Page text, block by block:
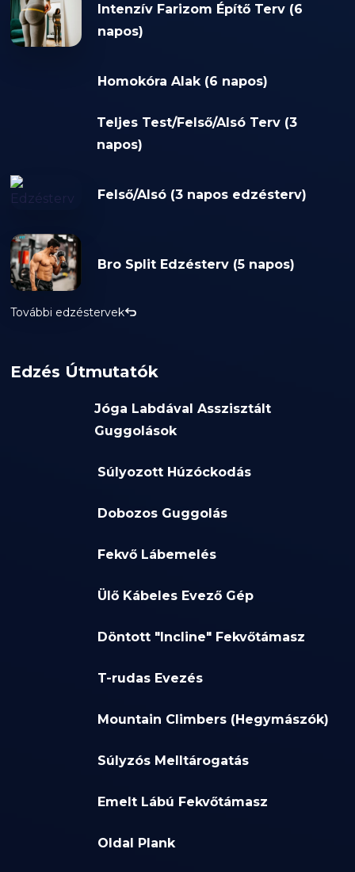
Intenzív Farizom Építő Terv (6
napos)
Homokóra Alak (6 napos)
Teljes Test/Felső/Alsó Terv (3
napos)
Felső/Alsó (3 napos edzésterv)
Bro Split Edzésterv (5 napos)
További edzéstervek
Edzés Útmutatók
Jóga Labdával Asszisztált
Guggolások
Súlyozott Húzóckodás
Dobozos Guggolás
Fekvő Lábemelés
Ülő Kábeles Evező Gép
Döntott "Incline" Fekvőtámasz
T-rudas Evezés
Mountain Climbers (Hegymászók)
Súlyzós Melltárogatás
Emelt Lábú Fekvőtámasz
Oldal Plank